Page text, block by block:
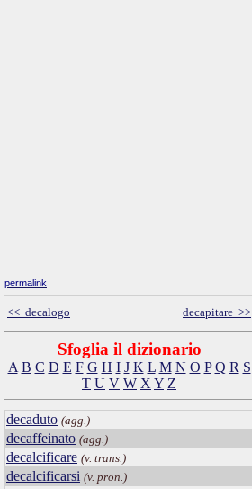
permalink
<< decalogo decapitare >>
Sfoglia il dizionario
A B C D E F G H I J K L M N O P Q R S
T U V W X Y Z
decaduto (agg.)
decaffeinato (agg.)
decalcificare (v. trans.)
decalcificarsi (v. pron.)